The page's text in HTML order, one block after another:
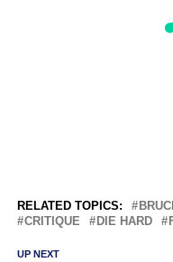
RELATED TOPICS:
CRITIQUE
DIE HARD
UP NEXT